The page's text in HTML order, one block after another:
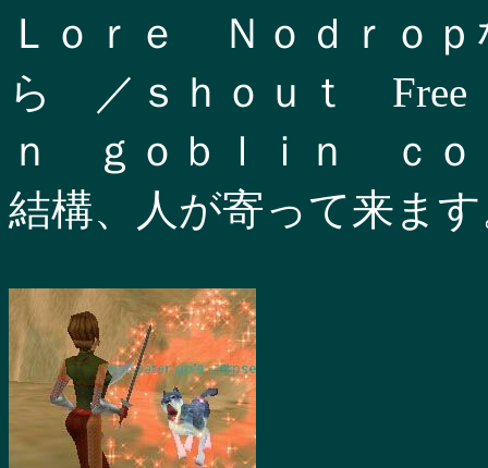
Ｌｏｒｅ Ｎｏｄｒｏ
ら ／ｓｈｏｕｔ
ｎ ｇｏｂｌｉｎ ｃｏ
結構、人が寄って来ま